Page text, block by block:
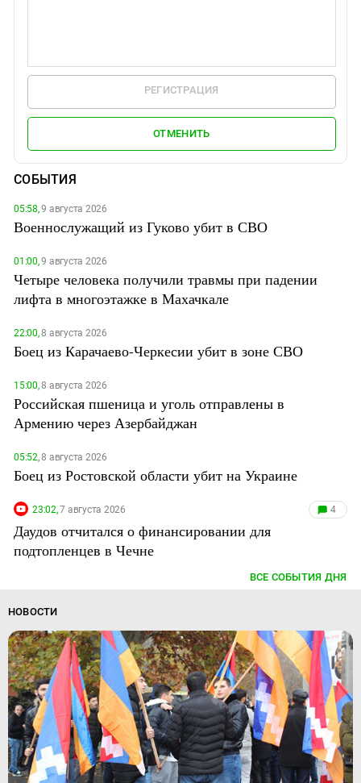
РЕГИСТРАЦИЯ
ОТМЕНИТЬ
СОБЫТИЯ
05:58,9 августа 2026
Военнослужащий из Гуково убит в СВО
01:00,9 августа 2026
Четыре человека получили травмы при падении
лифта в многоэтажке в Махачкале
22:00,8 августа 2026
Боец из Карачаево-Черкесии убит в зоне СВО
15:00,8 августа 2026
Российская пшеница и уголь отправлены в
Армению через Азербайджан
05:52,8 августа 2026
Боец из Ростовской области убит на Украине
23:02,7 августа 2026 4
Даудов отчитался о финансировании для
подтопленцев в Чечне
ВСЕ СОБЫТИЯ ДНЯ
НОВОСТИ